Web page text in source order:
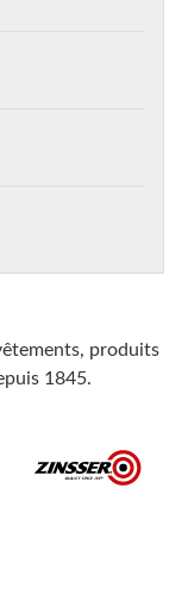
produits
1845.